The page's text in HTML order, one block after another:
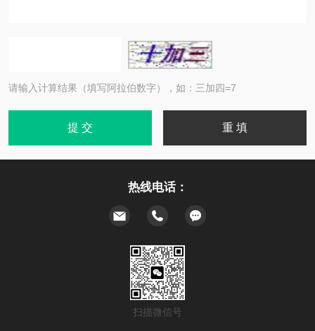
请输入计算结果（填写阿拉伯数字），如：三加四=7
热线电话：
扫描微信号